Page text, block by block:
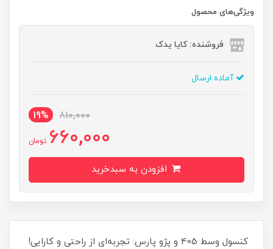
ویژگی‌های محصول
فروشنده: کایا یدک
آماده ارسال
810,000
19%
660,000 تومان
کنسول وسط 405 و پژو پارس: تجربه‌ای از راحتی و کارایی!